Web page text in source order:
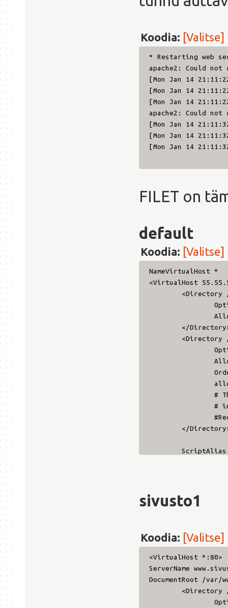
Koodia: [Valitse]
*
apache2: Could
[Mon Jan 14
[Mon Jan 14
[Mon Jan 14
apache2: Could
[Mon Jan 14
[Mon Jan 14
[Mon Jan 14
FILET on
default
Koodia: [Valitse]
NameVirtualHost *
<VirtualHost
<Directory
</
<Directory
#
# in /
</
ErrorLog /
sivusto1
Koodia: [Valitse]
<VirtualHost *:80>
ServerName
DocumentRoot /var/
<Directory